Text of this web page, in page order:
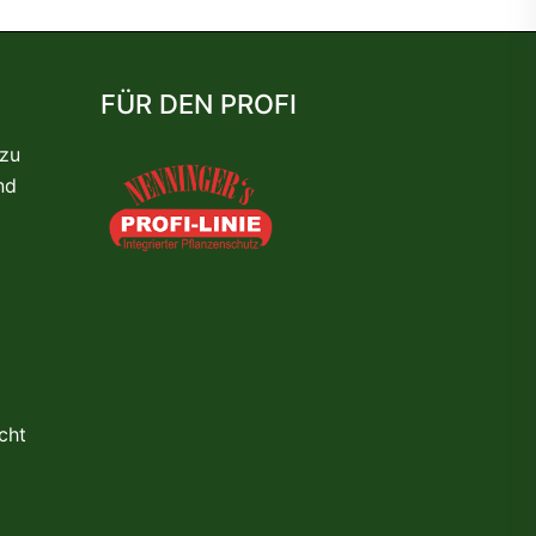
FÜR DEN PROFI